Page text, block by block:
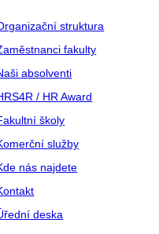
struktura
fakulty
absolventi
/ HR Award
školy
služby
nás najdete
deska